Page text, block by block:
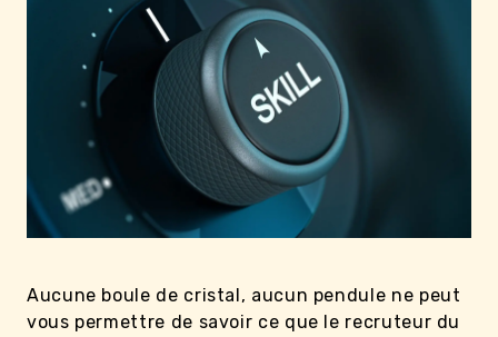
Aucune boule de cristal, aucun pendule ne peut
vous permettre de savoir ce que le recruteur du